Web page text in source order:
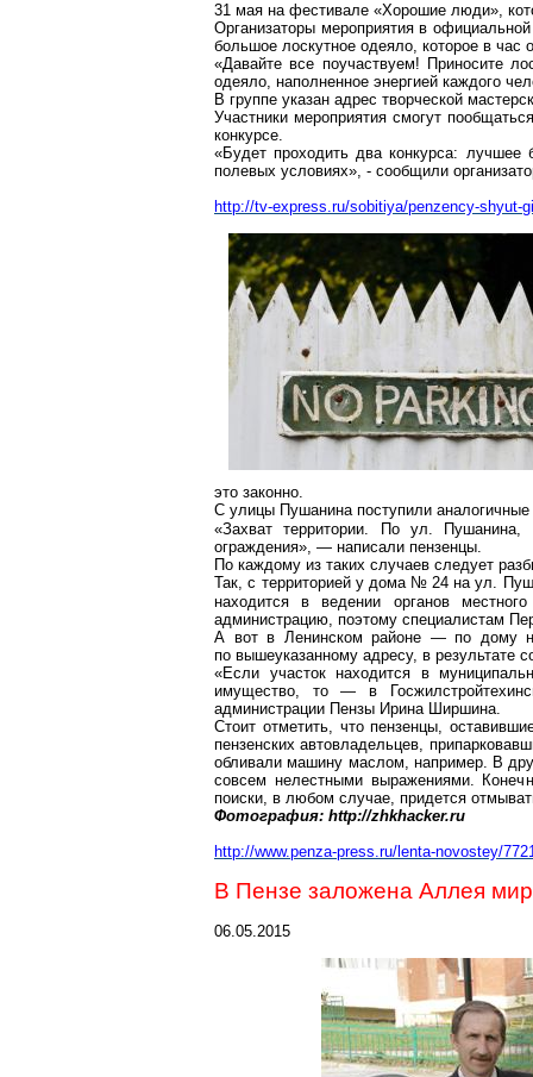
31 мая на фестивале «Хорошие люди»,
Организаторы мероприятия в
большое лоскутное одеяло, которое в час
«Давайте все поучаствуем! Приносите
одеяло, наполненное энергией каждого
В группе указан адрес творческой
Участники мероприятия смогут
конкурсе.
«Будет проходить два конкурса:
полевых условиях», - сообщили
http://tv-express.ru/sobitiya/penzency-shyut-
это законно.
С улицы Пушанина поступили
«Захват территории. По ул.
ограждения», — написали пензенцы.
По каждому из таких случаев следует
Так, с территорией у дома № 24 на ул.
находится в ведении органов
администрацию, поэтому специалистам
А вот в Ленинском районе — по дому
по вышеуказанному адресу, в результате
«Если участок находится в
имущество, то — в
администрации Пензы Ирина Ширшина.
Стоит отметить, что пензенцы,
пензенских автовладельцев,
обливали машину маслом, например. В
совсем нелестными выражениями.
поиски, в любом случае, придется
Фотография: http://zhkhacker.ru
http://www.penza-press.ru/lenta-novostey/
В Пензе заложена Аллея
06.05.2015